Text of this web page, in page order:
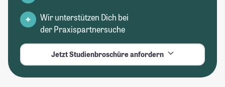
Wir unterstützen Dich bei
der Praxispartnersuche
Jetzt Studienbroschüre anfordern